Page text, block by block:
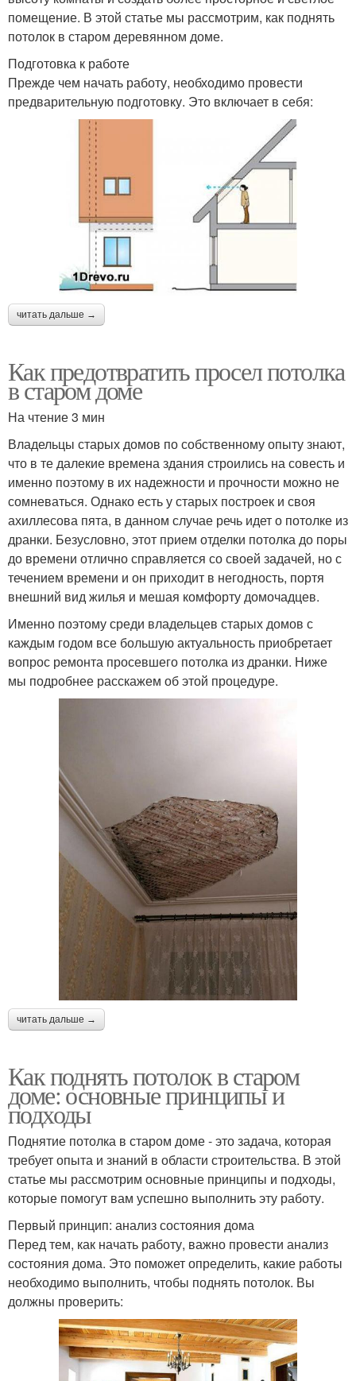
помещение. В этой статье мы рассмотрим, как поднять
потолок в старом деревянном доме.
Подготовка к работе
Прежде чем начать работу, необходимо провести
предварительную подготовку. Это включает в себя:
читать дальше →
Как предотвратить просел потолка
в старом доме
На чтение 3 мин
Владельцы старых домов по собственному опыту знают,
что в те далекие времена здания строились на совесть и
именно поэтому в их надежности и прочности можно не
сомневаться. Однако есть у старых построек и своя
ахиллесова пята, в данном случае речь идет о потолке из
дранки. Безусловно, этот прием отделки потолка до поры
до времени отлично справляется со своей задачей, но с
течением времени и он приходит в негодность, портя
внешний вид жилья и мешая комфорту домочадцев.
Именно поэтому среди владельцев старых домов с
каждым годом все большую актуальность приобретает
вопрос ремонта просевшего потолка из дранки. Ниже
мы подробнее расскажем об этой процедуре.
читать дальше →
Как поднять потолок в старом
доме: основные принципы и
подходы
Поднятие потолка в старом доме - это задача, которая
требует опыта и знаний в области строительства. В этой
статье мы рассмотрим основные принципы и подходы,
которые помогут вам успешно выполнить эту работу.
Первый принцип: анализ состояния дома
Перед тем, как начать работу, важно провести анализ
состояния дома. Это поможет определить, какие работы
необходимо выполнить, чтобы поднять потолок. Вы
должны проверить: